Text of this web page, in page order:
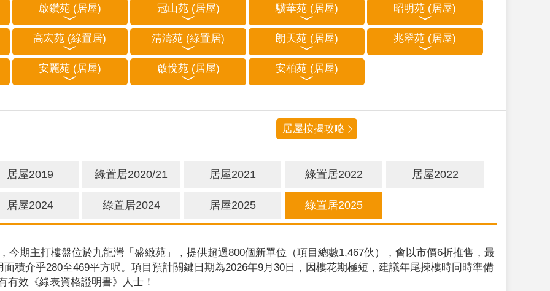
啟鑽苑 (居屋) 冠山苑 (居屋) 驥華苑 (居屋) 昭明苑 (居屋)
高宏苑 (綠置居) 清濤苑 (綠置居) 朗天苑 (居屋) 兆翠苑 (居屋)
安麗苑 (居屋) 啟悅苑 (居屋) 安柏苑 (居屋)
居屋按揭攻略
居屋2019 綠置居2020/21 居屋2021 綠置居2022 居屋2022
居屋2024 綠置居2024 居屋2025 綠置居2025
今期主打樓盤位於九龍灣「盛緻苑」，提供超過800個新單位（項目總數1,467伙），會以市價6折推售，最
積介乎280至469平方呎。項目預計關鍵日期為2026年9月30日，因樓花期極短，建議年尾揀樓時同時準備
有效《綠表資格證明書》人士！